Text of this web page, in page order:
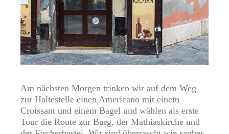
Am nächsten Morgen trinken wir auf dem Weg
zur Haltestelle einen Americano mit einem
Croissant und einem Bagel und wählen als erste
Tour die Route zur Burg, der Mathiaskirche und